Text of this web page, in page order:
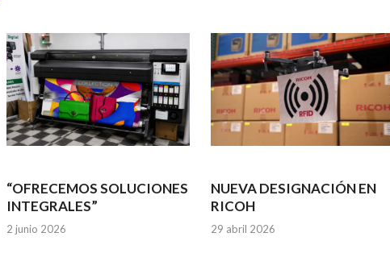
“OFRECEMOS SOLUCIONES
INTEGRALES”
2 junio 2026
NUEVA DESIGNACIÓN EN
RICOH
29 abril 2026